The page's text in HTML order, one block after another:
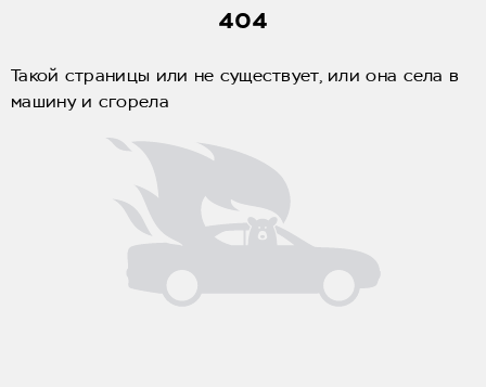
404
Такой страницы или не существует, или она села в
машину и сгорела